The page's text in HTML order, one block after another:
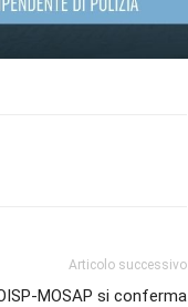
Articolo successivo
MOSAP si conferma